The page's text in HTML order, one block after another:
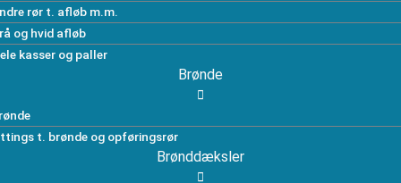
rør t. afløb m.m.
og hvid afløb
kasser og paller
Brønde
t. brønde og opføringsrør
Brønddæksler